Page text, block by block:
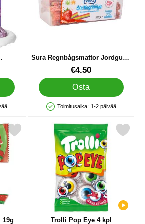
Sura Regnbågsmattor Jordgubb
Karkki
Tuote.nro 44543€4.50
Osta
Saatavuus: Varastossa
Toimitusaika: 1-2 päivää
19g
Vesimeloni 19g suosikiksi
Trolli Pop Eye 4 kpl
Merkitse trolli Pop Eye 4